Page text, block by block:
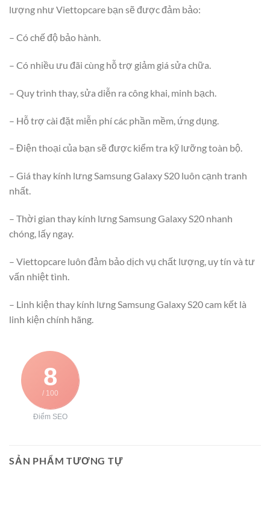
lượng như Viettopcare bạn sẽ được đảm bảo:
– Có chế độ bảo hành.
– Có nhiều ưu đãi cùng hỗ trợ giảm giá sửa chữa.
– Quy trình thay, sửa diễn ra công khai, minh bạch.
– Hỗ trợ cài đặt miễn phí các phần mềm, ứng dụng.
– Điện thoại của bạn sẽ được kiểm tra kỹ lưỡng toàn bộ.
– Giá thay kính lưng Samsung Galaxy S20 luôn cạnh tranh
nhất.
– Thời gian thay kính lưng Samsung Galaxy S20 nhanh
chóng, lấy ngay.
– Viettopcare luôn đảm bảo dịch vụ chất lượng, uy tín và tư
vấn nhiệt tình.
– Linh kiện thay kính lưng Samsung Galaxy S20 cam kết là
linh kiện chính hãng.
8
/ 100
Điểm SEO
SẢN PHẨM TƯƠNG TỰ